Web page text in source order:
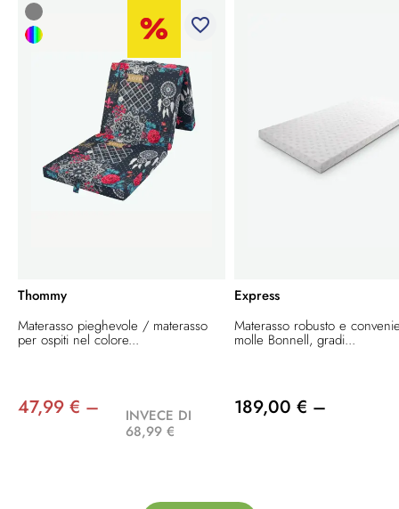
favorite_border
Thommy
Materasso pieghevole / materasso
per ospiti nel colore...
47,99 € –
INVECE DI
68,99 €
Express
Materasso robusto e
molle Bonnell, gradi...
189,00 € –